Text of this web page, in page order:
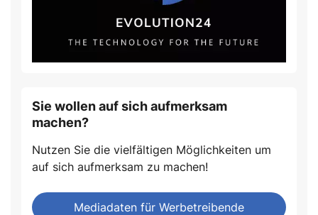
Sie wollen auf sich aufmerksam
machen?
Nutzen Sie die vielfältigen Möglichkeiten um
auf sich aufmerksam zu machen!
Mediadaten für Werbetreibende